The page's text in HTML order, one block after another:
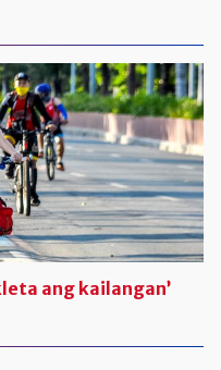
ang kailangan’